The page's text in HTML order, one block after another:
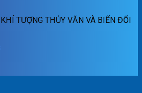
TƯỢNG THỦY VĂN VÀ BIẾN ĐỔI